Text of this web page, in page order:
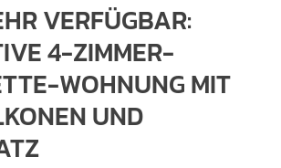
VERFÜGBAR:
4-ZIMMER-
WOHNUNG MIT
UND